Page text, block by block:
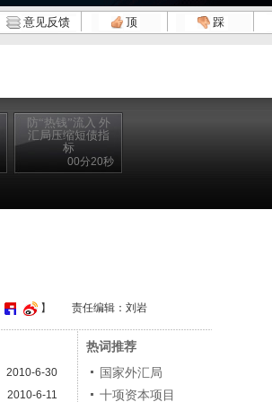
意见反馈 顶 踩
防“热钱”流入 外
汇局压缩短债指
标
00分20秒
】 责任编辑：刘岩
2010-6-30
2010-6-11
热词推荐
国家外汇局
十项资本项目